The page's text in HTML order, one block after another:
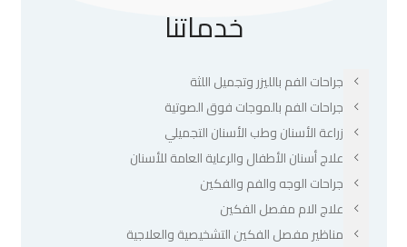
خدماتنا
جراحات الفم بالليزر وتجميل اللثة
جراحات الفم بالموجات فوق الصوتية
زراعة الأسنان وطب الأسنان التجميلي
علاج أسنان الأطفال والرعاية العامة للأسنان
جراحات الوجه والفم والفكين
علاج الام مفصل الفكين
مناظير مفصل الفكين التشخيصية والعلاجية